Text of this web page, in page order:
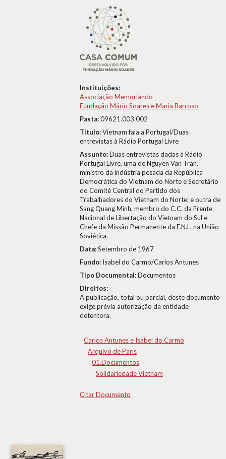
Instituições:
Associação Memoriando
Fundação Mário Soares e Maria Barroso
Pasta:09621.003.002
Título:Vietnam fala a Portugal/Duas
entrevistas à Rádio Portugal Livre
Assunto:Duas entrevistas dadas à Rádio
Portugal Livre, uma de Nguyen Van Tran,
ministro da indústria pesada da República
Democrática do Vietnam do Norte e Secretário
do Comité Central do Partido dos
Trabalhadores do Vietnam do Norte; e outra de
Sang Quang Minh, membro do C.C. da Frente
Nacional de Libertação do Vietnam do Sul e
Chefe da Missão Permanente da F.N.L. na União
Soviética.
Data:Setembro de 1967
Fundo: Isabel do Carmo/Carlos Antunes
Tipo Documental:Documentos
Direitos:
A publicação, total ou parcial, deste documento
exige prévia autorização da entidade
detentora.
Carlos Antunes e Isabel do Carmo
Arquivo de Paris
01.Documentos
Solidariedade Vietnam
Citar Documento